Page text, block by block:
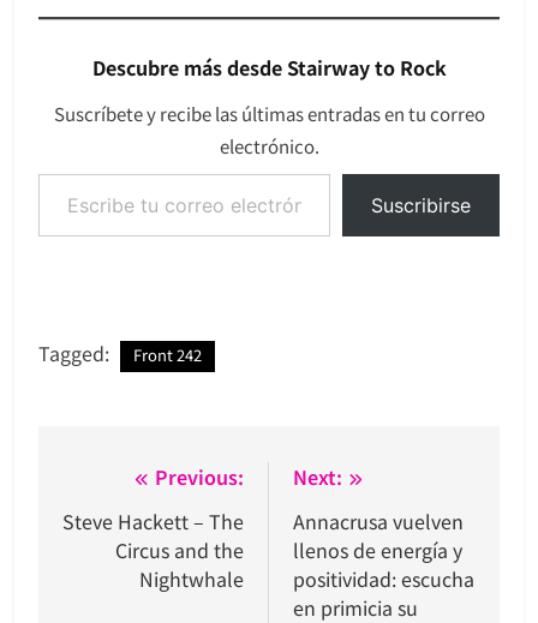
Descubre más desde Stairway to Rock
Suscríbete y recibe las últimas entradas en tu correo
electrónico.
Escribe tu correo electrónico…
Suscribirse
Tagged: Front 242
Navegación
de
entradas
Previous:
Steve Hackett – The
Circus and the
Nightwhale
Next:
Annacrusa vuelven
llenos de energía y
positividad: escucha
en primicia su